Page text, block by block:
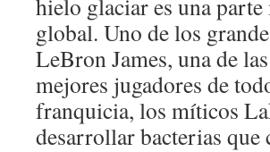
hielo glaciar es una
global. Uno de los
LeBron James, una de
mejores jugadores de
franquicia, los míticos
desarrollar bacterias